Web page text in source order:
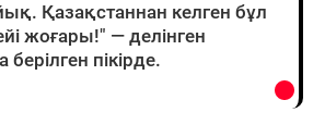
Қазақстаннан келген бұл
жоғары!" — делінген
пікірде.